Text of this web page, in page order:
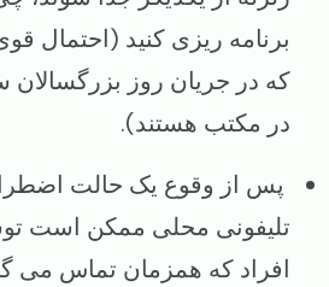
برنامه ریزی کنید (احتمال
که در جریان روز بزرگسالان
در مکتب هستند).
پس از وقوع یک حالت
تلیفونی محلی ممکن است
افراد که همزمان تماس می